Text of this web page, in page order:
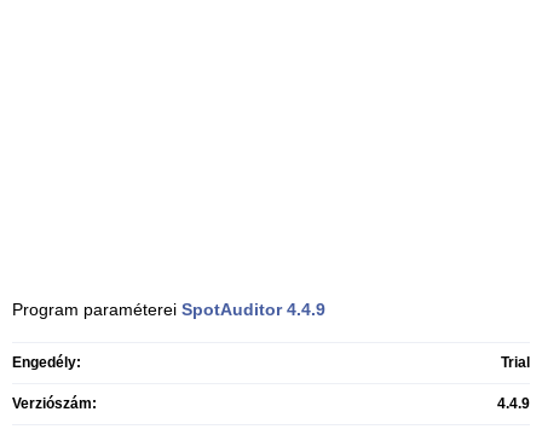
Program paraméterei SpotAuditor 4.4.9
Engedély: Trial
Verziószám: 4.4.9